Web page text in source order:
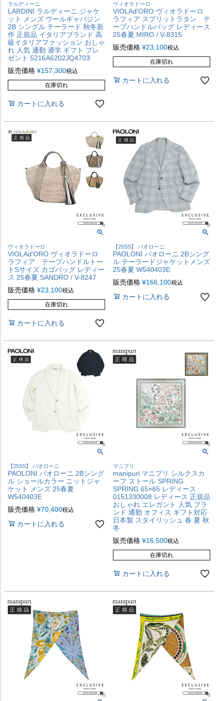
ラルディーニ
LARDINI ラルディーニ ジャケ
ット メンズ ウールギャバジン
2B シングル テーラード 秋冬新
作 正規品 イタリアブランド 高
級イタリアファッション おしゃ
れ 人気 通勤 通学 ギフト プレ
ゼント 5216A6202JQ4703
販売価格 ¥157,300税込
在庫切れ
カートに入れる
ヴィオラドーロ
VIOLAd'ORO ヴィオラドーロ
ラフィア スプリットラタン テ
ープハンドルバッグ レディース
25春夏 MIRO / V-8315
販売価格 ¥23,100税込
在庫切れ
カートに入れる
ヴィオラドーロ
VIOLAd'ORO ヴィオラドーロ
ラフィア テープハンドルトー
トSサイズ カゴバッグ レディー
ス 25春夏 SANDRO / V-8247
販売価格 ¥23,100税込
在庫切れ
カートに入れる
【25SS】 パオローニ
PAOLONI パオローニ 2Bシング
ル テーラードジャケットメンズ
25春夏 W540403E
販売価格 ¥166,100税込
カートに入れる
【25SS】 パオローニ
PAOLONI パオローニ 2Bシング
ル ショールカラー ニットジャ
ケット メンズ 25春夏
W540403E
販売価格 ¥70,400税込
カートに入れる
マニプリ
manipuri マニプリ シルクスカ
ーフ ストール SPRING
SPRING 65×65 レディース
0151330008 レディース 正規品
おしゃれ エレガント 人気 ブラ
ンド 通勤 オフィス ギフト対応
日本製 スタイリッシュ 春 夏 秋
冬
販売価格 ¥16,500税込
在庫切れ
カートに入れる